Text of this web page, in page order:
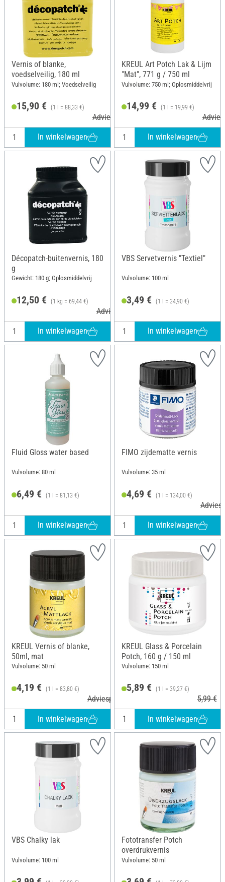
Vernis of blanke,
voedselveilig, 180 ml
Vulvolume: 180 ml; Voedselveilig
15,90 € (1 l = 88,33 €)
Adviesprijs 16,80 €
In winkelwagen
KREUL Art Potch Lak & Lijm
"Mat", 771 g / 750 ml
Vulvolume: 750 ml; Oplosmiddelvrij
14,99 € (1 l = 19,99 €)
In winkelwagen
Décopatch-buitenvernis, 180
g
Gewicht: 180 g; Oplosmiddelvrij
12,50 € (1 kg = 69,44 €)
Adviesprijs 13,20 €
In winkelwagen
VBS Servetvernis "Textiel"
Vulvolume: 100 ml
3,49 € (1 l = 34,90 €)
In winkelwagen
Fluid Gloss water based
Vulvolume: 80 ml
6,49 € (1 l = 81,13 €)
In winkelwagen
FIMO zijdematte vernis
Vulvolume: 35 ml
4,69 € (1 l = 134,00 €)
In winkelwagen
KREUL Vernis of blanke,
50ml, mat
Vulvolume: 50 ml
4,19 € (1 l = 83,80 €)
Adviesprijs 4,85 €
In winkelwagen
KREUL Glass & Porcelain
Potch, 160 g / 150 ml
Vulvolume: 150 ml
5,89 € (1 l = 39,27 €)
5,99 €
In winkelwagen
VBS Chalky lak
Vulvolume: 100 ml
Fototransfer Potch
overdrukvernis
Vulvolume: 50 ml